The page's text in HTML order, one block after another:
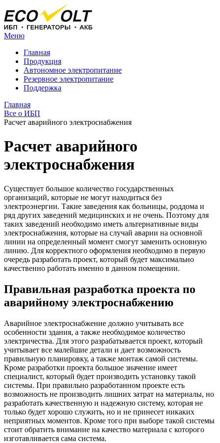
Меню
Главная
Продукция
Автономное электропитание
Резервное электропитание
Поддержка
Главная
Все о ИБП
Расчет аварийного электроснабжения
Расчет аварийного
электроснабжения
Существует большое количество государственных
организаций, которые не могут находиться без
электроэнергии. Такие заведения как больницы, роддома и
ряд других заведений медицинских и не очень. Поэтому для
таких заведений необходимо иметь альтернативные виды
электроснабжения, которые на случай аварии на основной
линии на определенный момент смогут заменить основную
линию. Для корректного оформления необходимо в первую
очередь разработать проект, который будет максимально
качественно работать именно в данном помещении.
Правильная разработка проекта по
аварийному электроснабжению
Аварийное электроснабжение должно учитывать все
особенности здания, а также необходимое количество
электричества. Для этого разрабатывается проект, который
учитывает все малейшие детали и дает возможность
правильную планировку, а также монтаж самой системы.
Кроме разработки проекта большое значение имеет
специалист, который будет производить установку такой
системы. При правильно разработанном проекте есть
возможность не производить лишних затрат на материалы, но
разработать качественную и надежную систему, которая не
только будет хорошо служить, но и не принесет никаких
неприятных моментов. Кроме того при выборе такой системы
стоит обратить внимание на качество материала с которого
изготавливается сама система.